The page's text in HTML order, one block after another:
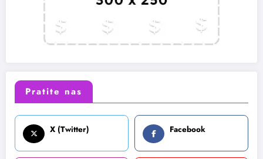
Pratite nas
X (Twitter) Facebook